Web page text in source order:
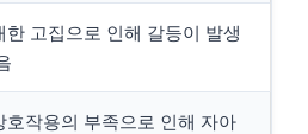
한 고집으로 인해 갈등이 발생
호작용의 부족으로 인해 자아